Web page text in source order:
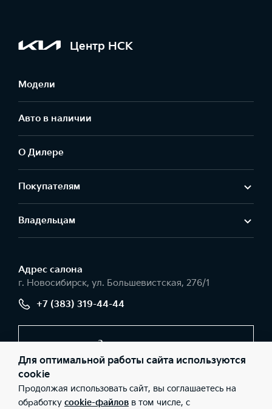
Центр НСК
Модели
Авто в наличии
О Дилере
Покупателям
Владельцам
Адрес салонa
г. Новосибирск, ул. Большевистская, 276/1
+7 (383) 319-44-44
Заказать звонок
© 2026 Юридические лица ООО «Центр НСК» (Фактический
адрес: г. Новосибирск, ул. Большевистская, 276/1; Телефон: +7
Для оптимальной работы сайта используются
cookie
Продолжая использовать сайт, вы соглашаетесь на
обработку cookie-файлов в том числе, с